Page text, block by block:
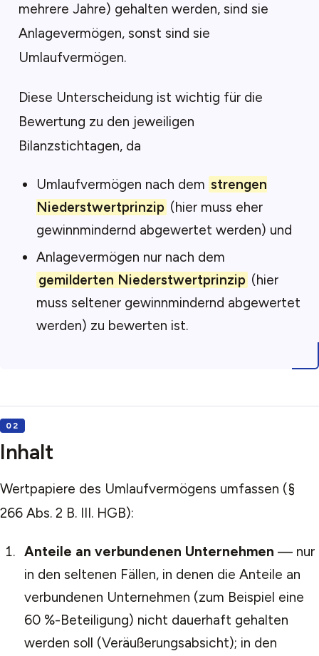
mehrere Jahre) gehalten werden, sind sie
Anlagevermögen, sonst sind sie
Umlaufvermögen.
Diese Unterscheidung ist wichtig für die
Bewertung zu den jeweiligen
Bilanzstichtagen, da
Umlaufvermögen nach dem strengen
Niederstwertprinzip (hier muss eher
gewinnmindernd abgewertet werden) und
Anlagevermögen nur nach dem
gemilderten Niederstwertprinzip (hier
muss seltener gewinnmindernd abgewertet
werden) zu bewerten ist.
Inhalt
Wertpapiere des Umlaufvermögens umfassen (§
266 Abs. 2 B. III. HGB):
Anteile an verbundenen Unternehmen — nur
in den seltenen Fällen, in denen die Anteile an
verbundenen Unternehmen (zum Beispiel eine
60 %-Beteiligung) nicht dauerhaft gehalten
werden soll (Veräußerungsabsicht); in den